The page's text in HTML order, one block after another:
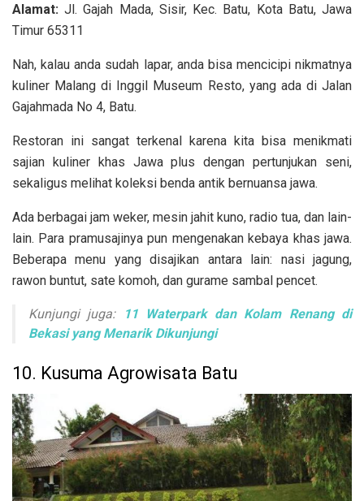
Alamat: Jl. Gajah Mada, Sisir, Kec. Batu, Kota Batu, Jawa
Timur 65311
Nah, kalau anda sudah lapar, anda bisa mencicipi nikmatnya
kuliner Malang di Inggil Museum Resto, yang ada di Jalan
Gajahmada No 4, Batu.
Restoran ini sangat terkenal karena kita bisa menikmati
sajian kuliner khas Jawa plus denganpertunjukan seni,
sekaligus melihat koleksi benda antik bernuansa jawa.
Ada berbagai jam weker, mesin jahit kuno, radio tua, dan lain-
lain. Para pramusajinya pun mengenakan kebaya khas jawa.
Beberapa menu yang disajikan antara lain: nasi jagung,
rawon buntut, sate komoh, dan gurame sambal pencet.
Kunjungi juga:
11 Waterpark dan Kolam Renang di
Bekasi yang Menarik Dikunjungi
10. Kusuma Agrowisata Batu